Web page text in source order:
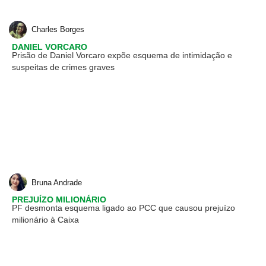
Charles Borges
DANIEL VORCARO
Prisão de Daniel Vorcaro expõe esquema de intimidação e
suspeitas de crimes graves
Bruna Andrade
PREJUÍZO MILIONÁRIO
PF desmonta esquema ligado ao PCC que causou prejuízo
milionário à Caixa